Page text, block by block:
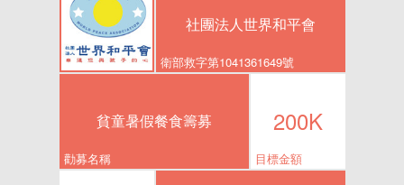
社團法人世界和平會
衛部救字第1041361649號
貧童暑假餐食籌募
勸募名稱
200K
目標金額